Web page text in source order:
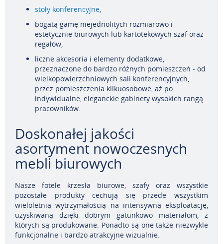
stoły konferencyjne
bogatą gamę niejednolitych rozmiarowo i
estetycznie biurowych lub kartotekowych szaf oraz
regałów,
liczne akcesoria i elementy dodatkowe,
przeznaczone do bardzo różnych pomieszczeń - od
wielkopowierzchniowych sali konferencyjnych,
przez pomieszczenia kilkuosobowe, aż po
indywidualne, eleganckie gabinety wysokich rangą
pracowników.
Doskonałej jakości
asortyment nowoczesnych
mebli biurowych
Nasze fotele krzesła biurowe, szafy oraz wszystkie
pozostałe produkty cechują się przede wszystkim
wieloletnią wytrzymałością na intensywną eksploatację,
uzyskiwaną dzięki dobrym gatunkowo materiałom, z
których są produkowane. Ponadto są one także niezwykle
funkcjonalne i bardzo atrakcyjne wizualnie.